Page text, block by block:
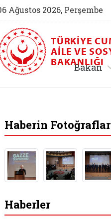
Ağustos 2026, Perşembe
TÜRKIYE
AILE VE
BAKANLIĞI
Bakan,
Haberin
Haberler